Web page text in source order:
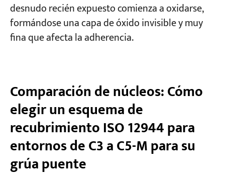
desnudo recién expuesto comienza a oxidarse,
formándose una capa de óxido invisible y muy
fina que afecta la adherencia.
Comparación de núcleos: Cómo
elegir un esquema de
recubrimiento ISO 12944 para
entornos de C3 a C5-M para su
grúa puente